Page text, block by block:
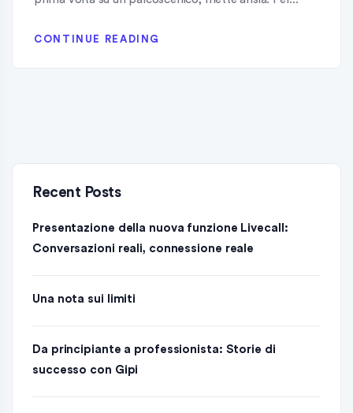
CONTINUE READING
Recent Posts
Presentazione della nuova funzione Livecall:
Conversazioni reali, connessione reale
Una nota sui limiti
Da principiante a professionista: Storie di
successo con Gipi